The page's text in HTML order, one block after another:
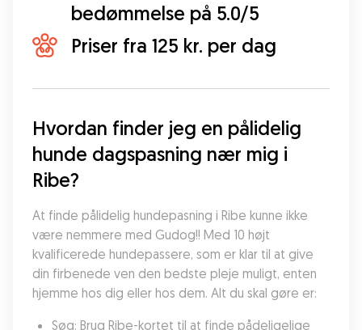
bedømmelse på 5.0/5
Priser fra 125 kr. per dag
Hvordan finder jeg en pålidelig
hunde dagspasning nær mig i
Ribe?
At finde pålidelig hundepasning i Ribe kunne ikke
være nemmere med Gudog!! Med 10 højt
kvalificerede hundepassere, som er klar til at give
din firbenede ven den bedste pleje muligt, enten
hjemme hos dig eller hos dem. Alt du skal gøre er:
Søg: Brug Ribe-kortet til at finde pådeligelige